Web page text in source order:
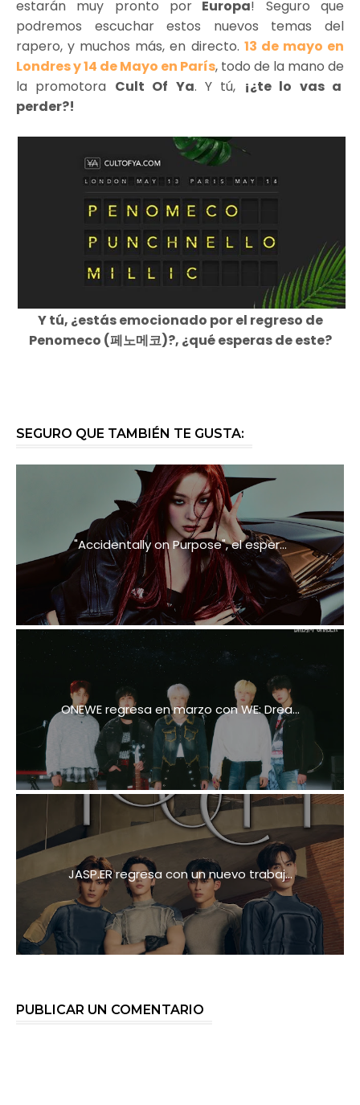
estarán muy pronto por Europa! Seguro que
podremos escuchar estos nuevos temas del
rapero, y muchos más, en directo. 13 de mayo en
Londres y 14 de Mayo en París, todo de la mano de
la promotora Cult Of Ya. Y tú, ¡¿te lo vas a
perder?!
Y tú, ¿estás emocionado por el regreso de
Penomeco (페노메코)?, ¿qué esperas de este?
SEGURO QUE TAMBIÉN TE GUSTA:
"Accidentally on Purpose", el esper...
ONEWE regresa en marzo con WE: Drea...
JASP.ER regresa con un nuevo trabaj...
PUBLICAR UN COMENTARIO